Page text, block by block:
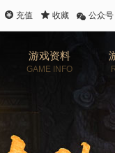
充值 收藏 公众号
游戏资料
GAME INFO